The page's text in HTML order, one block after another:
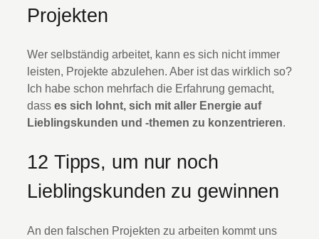
Projekten
Wer selbständig arbeitet, kann es sich nicht immer
leisten, Projekte abzulehen. Aber ist das wirklich so?
Ich habe schon mehrfach die Erfahrung gemacht,
dass es sich lohnt, sich mit aller Energie auf
Lieblingskunden und -themen zu konzentrieren.
12 Tipps, um nur noch
Lieblingskunden zu gewinnen
An den falschen Projekten zu arbeiten kommt uns